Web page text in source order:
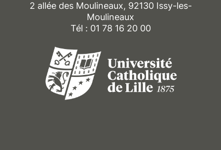
2 allée des Moulineaux, 92130 Issy-les-
Moulineaux
Tél : 01 78 16 20 00